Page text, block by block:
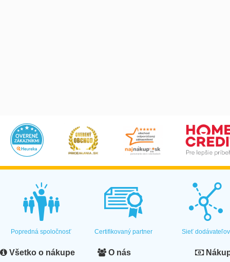
Popredná spoločnosť Certifikovaný partner Sieť dodávateľov
Všetko o nákupe O nás